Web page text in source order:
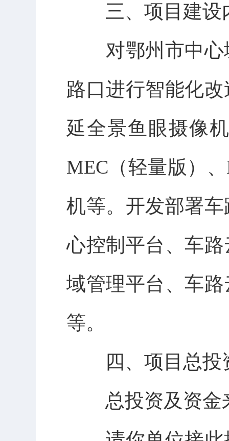
三、 项目建设
对鄂州市中
路口进行智能化
延全景鱼眼摄像
MEC （轻量版）、
机等。 开发部署
心控制平台、车
域管理平台、车
等。
四、 项目 总投
总投资及资金